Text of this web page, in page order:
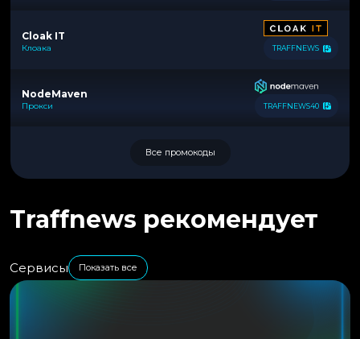
Cloak IT
Клоака TRAFFNEWS
NodeMaven
Прокси TRAFFNEWS40
Все промокоды
Traffnews рекомендует
Сервисы Показать все